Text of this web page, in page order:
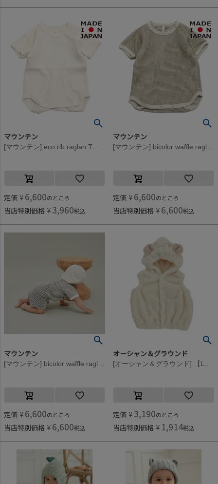
マウンテン
[マウンテン] eco rib raglan Tシャツ(for baby) エクリュ
定価 ¥ 6,600のところ
当店特別価格 ¥ 3,960税込
マウンテン
[マウンテン] bicolor waffle raglan Tシャツ(for baby) サンド×エクリュ
定価 ¥ 6,600のところ
当店特別価格 ¥ 6,600税込
マウンテン
[マウンテン] bicolor waffle raglan Tシャツ(for baby) エクリュ×チャコール
定価 ¥ 6,600のところ
当店特別価格 ¥ 6,600税込
オーシャン＆グラウンド
[オーシャン＆グラウンド] 【La stella/ラステラ】アニマルフードベビーベスト オフホワイト(OW)
定価 ¥ 3,190のところ
当店特別価格 ¥ 1,914税込